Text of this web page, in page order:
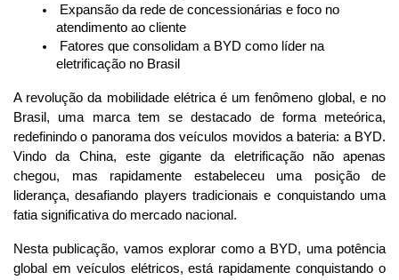
Expansão da rede de concessionárias e foco no
atendimento ao cliente
Fatores que consolidam a BYD como líder na
eletrificação no Brasil
A revolução da mobilidade elétrica é um fenômeno global, e no
Brasil, uma marca tem se destacado de forma meteórica,
redefinindo o panorama dos veículos movidos a bateria: a BYD.
Vindo da China, este gigante da eletrificação não apenas
chegou, mas rapidamente estabeleceu uma posição de
liderança, desafiando players tradicionais e conquistando uma
fatia significativa do mercado nacional.
Nesta publicação, vamos explorar como a BYD, uma potência
global em veículos elétricos, está rapidamente conquistando o